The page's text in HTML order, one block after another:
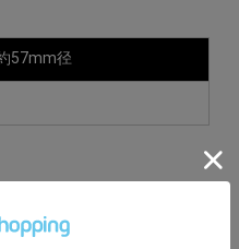
57mm径
ルム,本体/ブリキ,安全ピン/